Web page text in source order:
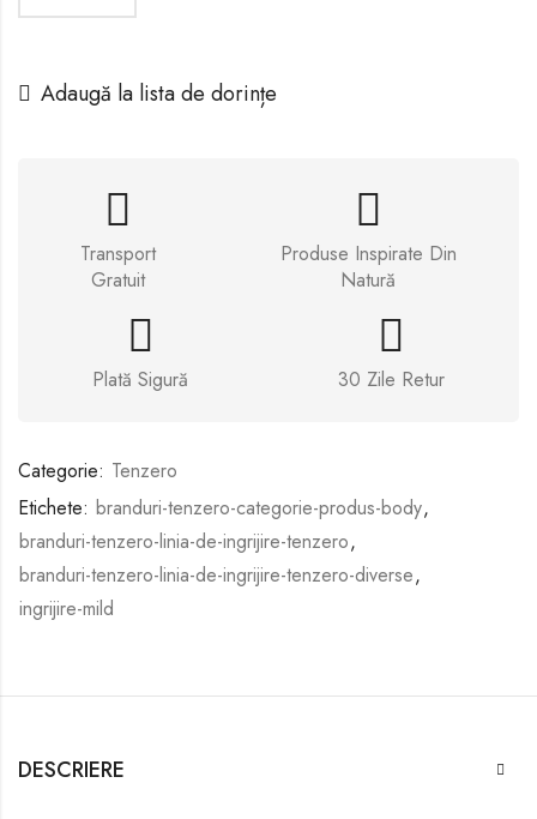
Adaugă la lista de dorințe
Transport
Gratuit
Produse Inspirate Din
Natură
Plată Sigură 30 Zile Retur
Categorie: Tenzero
Etichete: branduri-tenzero-categorie-produs-body,
branduri-tenzero-linia-de-ingrijire-tenzero,
branduri-tenzero-linia-de-ingrijire-tenzero-diverse,
ingrijire-mild
DESCRIERE